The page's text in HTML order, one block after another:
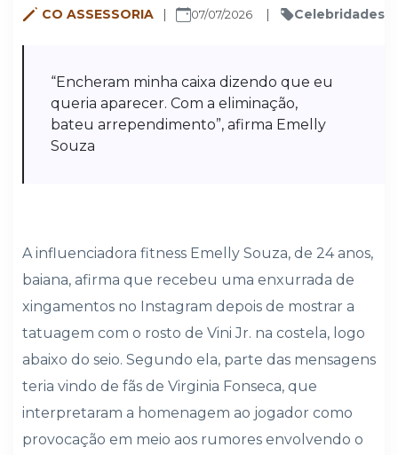
CO ASSESSORIA 07/07/2026 Celebridades
“Encheram minha caixa dizendo que eu
queria aparecer. Com a eliminação,
bateu arrependimento”, afirma Emelly
Souza
A influenciadora fitness Emelly Souza, de 24 anos,
baiana, afirma que recebeu uma enxurrada de
xingamentos no Instagram depois de mostrar a
tatuagem com o rosto de Vini Jr. na costela, logo
abaixo do seio. Segundo ela, parte das mensagens
teria vindo de fãs de Virginia Fonseca, que
interpretaram a homenagem ao jogador como
provocação em meio aos rumores envolvendo o